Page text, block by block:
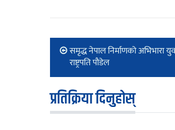
समृद्ध नेपाल निर्माणको अभिभारा
राष्ट्रपति पौडेल
प्रतिक्रिया दिनुहोस्